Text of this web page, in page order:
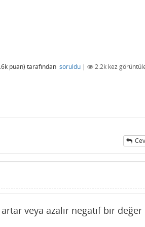
puan) tarafından soruldu | 2.2k kez
veya azalır negatif bir değer